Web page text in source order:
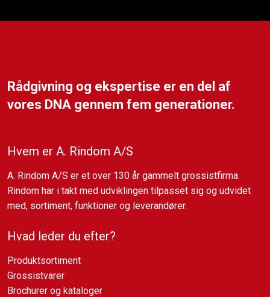
Rådgivning og ekspertise er en del af
vores DNA gennem fem generationer.
Hvem er A. Rindom A/S
​A. Rindom A/S er et over 130 år gammelt grossistfirma.
Rindom har i takt med udviklingen tilpasset sig og udvidet
med, sortiment, funktioner og leverandører.
Hvad leder du efter?
Produktsortiment
Grossistvarer
Brochurer og kataloger